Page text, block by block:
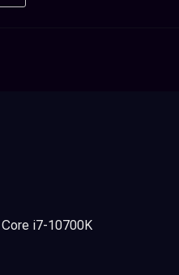
i7-10700K